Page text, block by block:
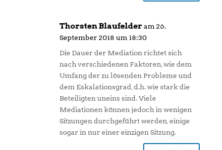
Thorsten Blaufelder am 26.
September 2018 um 18:30
Die Dauer der Mediation richtet sich
nach verschiedenen Faktoren, wie dem
Umfang der zu lösenden Probleme und
dem Eskalationsgrad, d.h. wie stark die
Beteiligten uneins sind. Viele
Mediationen können jedoch in wenigen
Sitzungen durchgeführt werden, einige
sogar in nur einer einzigen Sitzung.